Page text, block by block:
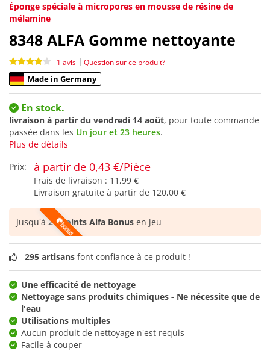
Éponge spéciale à micropores en mousse de résine de
mélamine
8348 ALFA Gomme nettoyante
1 avis | Question sur ce produit?
Made in Germany
En stock.
livraison à partir du vendredi 14 août, pour toute commande
passée dans les Un jour et 23 heures.
Plus de détails
Prix:
à partir de 0,43 €/Pièce
Frais de livraison : 11,99 €
Livraison gratuite à partir de 120,00 €
Jusqu'à21 points Alfa Bonus en jeu
295 artisans font confiance à ce produit !
Une efficacité de nettoyage
Nettoyage sans produits chimiques - Ne nécessite que de
l'eau
Utilisations multiples
Aucun produit de nettoyage n'est requis
Facile à couper